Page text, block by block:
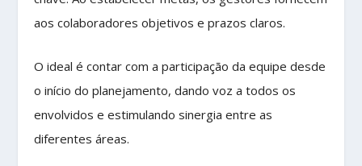
aos colaboradores objetivos e prazos claros.
O ideal é contar com a participação da equipe desde
o início do planejamento, dando voz a todos os
envolvidos e estimulando sinergia entre as
diferentes áreas.